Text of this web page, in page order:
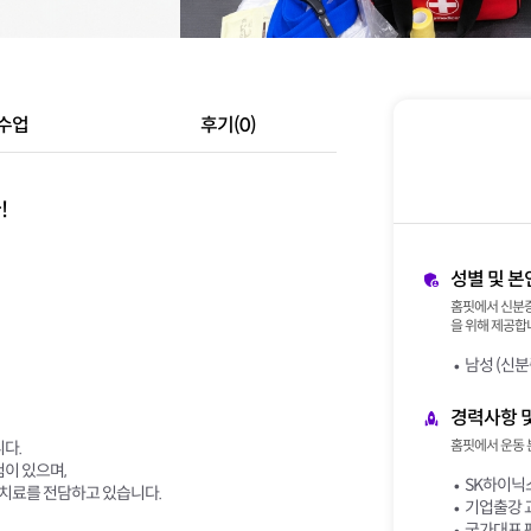
업 후기(0)
다.
있으며,
료를 전담하고 있습니다.
성별 및 본
홈핏에서 신분
을 위해 제공합
남성 (신
경력사항
홈핏에서 운동
SK하이닉
기업출강